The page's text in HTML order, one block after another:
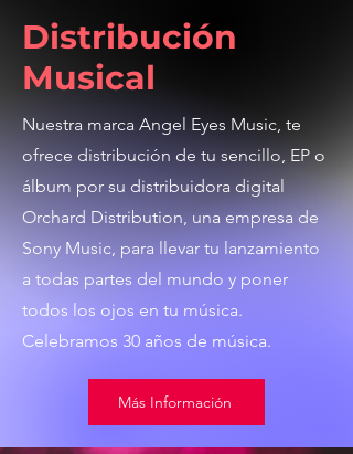
Distribución
Musical
Nuestra marca Angel Eyes Music, te
ofrece distribución de tu sencillo, EP o
álbum por su distribuidora digital
Orchard Distribution, una empresa de
Sony Music, para llevar tu lanzamiento
a todas partes del mundo y poner
todos los ojos en tu música.
Celebramos 30 años de música.
Más Información